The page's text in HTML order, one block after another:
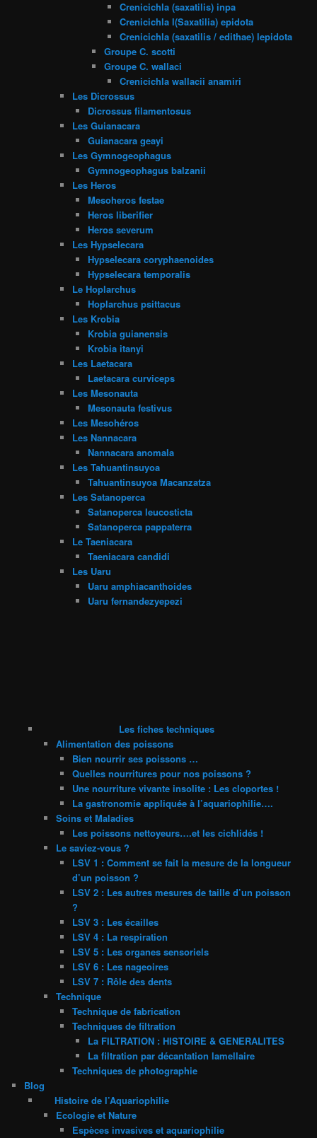
Crenicichla (saxatilis) inpa
Crenicichla l(Saxatilia) epidota
Crenicichla (saxatilis / edithae) lepidota
Groupe C. scotti
Groupe C. wallaci
Crenicichla wallacii anamiri
Les Dicrossus
Dicrossus filamentosus
Les Guianacara
Guianacara geayi
Les Gymnogeophagus
Gymnogeophagus balzanii
Les Heros
Mesoheros festae
Heros liberifier
Heros severum
Les Hypselecara
Hypselecara coryphaenoides
Hypselecara temporalis
Le Hoplarchus
Hoplarchus psittacus
Les Krobia
Krobia guianensis
Krobia itanyi
Les Laetacara
Laetacara curviceps
Les Mesonauta
Mesonauta festivus
Les Mesohéros
Les Nannacara
Nannacara anomala
Les Tahuantinsuyoa
Tahuantinsuyoa Macanzatza
Les Satanoperca
Satanoperca leucosticta
Satanoperca pappaterra
Le Taeniacara
Taeniacara candidi
Les Uaru
Uaru amphiacanthoides
Uaru fernandezyepezi
Les fiches techniques
Alimentation des poissons
Bien nourrir ses poissons …
Quelles nourritures pour nos poissons ?
Une nourriture vivante insolite : Les cloportes !
La gastronomie appliquée à l’aquariophilie….
Soins et Maladies
Les poissons nettoyeurs….et les cichlidés !
Le saviez-vous ?
LSV 1 : Comment se fait la mesure de la longueur
d’un poisson ?
LSV 2 : Les autres mesures de taille d’un poisson
?
LSV 3 : Les écailles
LSV 4 : La respiration
LSV 5 : Les organes sensoriels
LSV 6 : Les nageoires
LSV 7 : Rôle des dents
Technique
Technique de fabrication
Techniques de filtration
La FILTRATION : HISTOIRE & GENERALITES
La filtration par décantation lamellaire
Techniques de photographie
Blog
Histoire de l’Aquariophilie
Ecologie et Nature
Espèces invasives et aquariophilie